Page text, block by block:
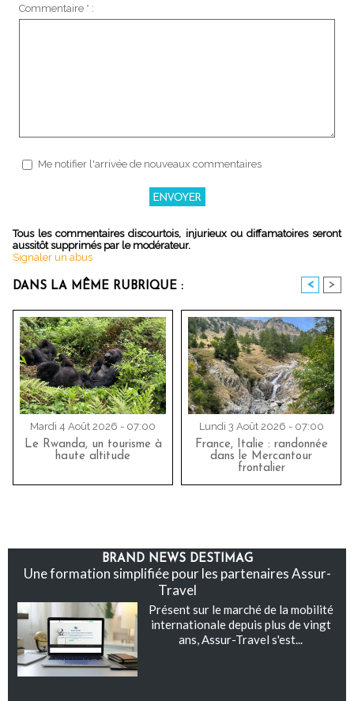
Commentaire * :
Me notifier l'arrivée de nouveaux commentaires
Tous les commentaires discourtois, injurieux ou diffamatoires seront
aussitôt supprimés par le modérateur.
Signaler un abus
DANS LA MÊME RUBRIQUE : < >
Mardi 4 Août 2026 - 07:00
Le Rwanda, un tourisme à
haute altitude
Lundi 3 Août 2026 - 07:00
France, Italie : randonnée
dans le Mercantour
frontalier
BRAND NEWS DESTIMAG
Une formation simplifiée pour les partenaires Assur-
Travel
Présent sur le marché de la mobilité
internationale depuis plus de vingt
ans, Assur-Travel s'est...